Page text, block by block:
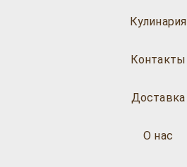
Кулинария
О нас
Доставка
Контакты